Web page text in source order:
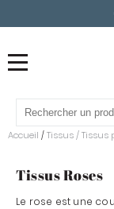
Accueil / Tissus /Tissus
Tissus Roses
Le rose est une